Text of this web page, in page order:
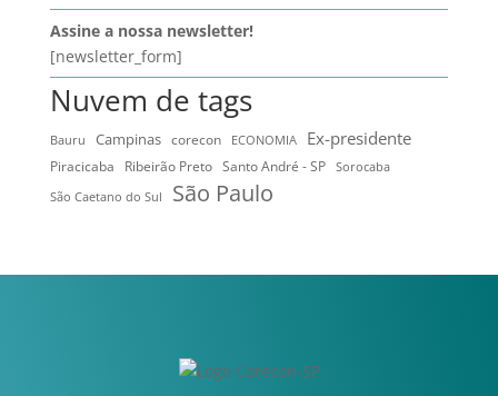
Assine a nossa newsletter!
[newsletter_form]
Nuvem de tags
Bauru Campinas corecon ECONOMIA Ex-presidente
Piracicaba Ribeirão Preto Santo André - SP
Sorocaba
São Caetano do Sul
São Paulo